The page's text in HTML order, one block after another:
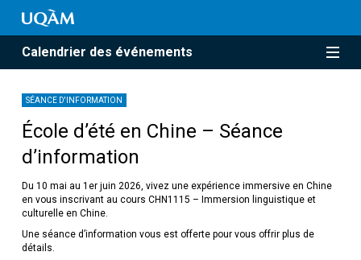
Calendrier des événements
SÉANCE D'INFORMATION
École d’été en Chine – Séance
d’information
Du 10 mai au 1er juin 2026, vivez une expérience immersive en Chine
en vous inscrivant au cours CHN1115 – Immersion linguistique et
culturelle en Chine.
Une séance d’information vous est offerte pour vous offrir plus de
détails.